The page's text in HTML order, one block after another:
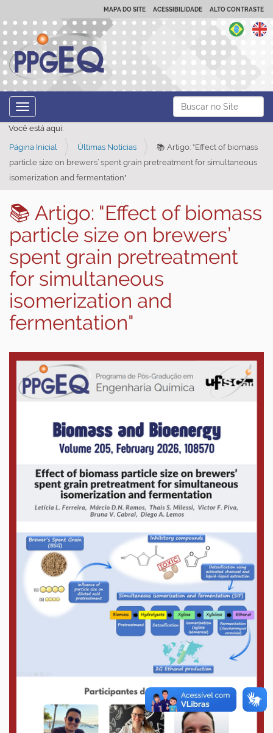
Busca
Busca Avançada…
MAPA DO SITE ACESSIBILIDADE ALTO CONTRASTE
Toggle navigation
Você está aqui:
Página Inicial Últimas Notícias
📚 Artigo: "Effect of biomass
particle size on brewers’ spent grain pretreatment for simultaneous
isomerization and fermentation"
📚 Artigo: "Effect of biomass
particle size on brewers’
spent grain pretreatment
for simultaneous
isomerization and
fermentation"